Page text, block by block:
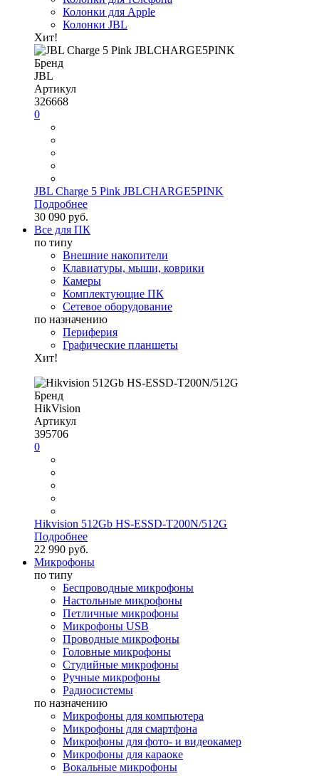
Колонки для Apple
Колонки JBL
Хит!
Бренд
JBL
Артикул
326668
0
JBL Charge 5 Pink JBLCHARGE5PINK
Подробнее
30 090 руб.
Все для ПК
по типу
Внешние накопители
Клавиатуры, мыши, коврики
Камеры
Комплектующие ПК
Сетевое оборудование
по назначению
Периферия
Графические планшеты
Хит!
Бренд
HikVision
Артикул
395706
0
Hikvision 512Gb HS-ESSD-T200N/512G
Подробнее
22 990 руб.
Микрофоны
по типу
Беспроводные микрофоны
Настольные микрофоны
Петличные микрофоны
Микрофоны USB
Проводные микрофоны
Головные микрофоны
Студийные микрофоны
Ручные микрофоны
Радиосистемы
по назначению
Микрофоны для компьютера
Микрофоны для смартфона
Микрофоны для фото- и видеокамер
Микрофоны для караоке
Вокальные микрофоны